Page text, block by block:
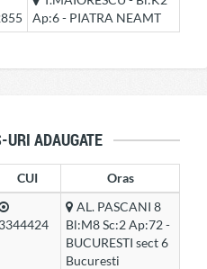
Ap:6 - PIATRA NEAMT
URI ADAUGATE
CUI
Oras
3344424
AL. PASCANI 8
Bl:M8 Sc:2 Ap:72 -
BUCURESTI sect 6
Bucuresti